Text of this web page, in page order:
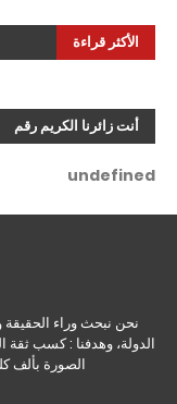
الأكثر قراءة
أنت زائرنا الكريم رقم
undefined
نحن نبحث وراء
الدولة، وهدفنا : كسب ثقة
الصورة بألف